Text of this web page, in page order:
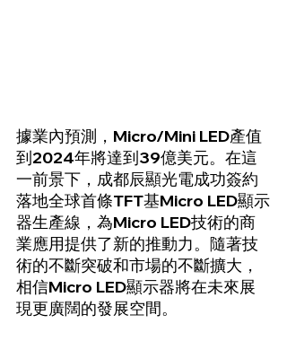
據業內預測，Micro/Mini LED產值
到2024年將達到39億美元。在這
一前景下，成都辰顯光電成功簽約
落地全球首條TFT基Micro LED顯示
器生產線，為Micro LED技術的商
業應用提供了新的推動力。隨著技
術的不斷突破和市場的不斷擴大，
相信Micro LED顯示器將在未來展
現更廣闊的發展空間。